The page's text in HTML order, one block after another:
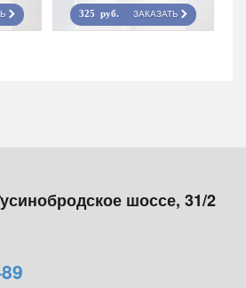
325 руб. ЗАКАЗАТЬ
шоссе, 31/2